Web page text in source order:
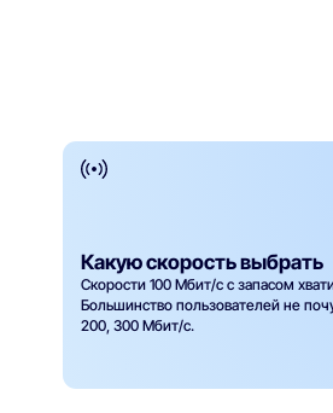
Какую скорость выбрать
Скорости 100 Мбит/с с запасом
Большинство пользователей не
200, 300 Мбит/с.